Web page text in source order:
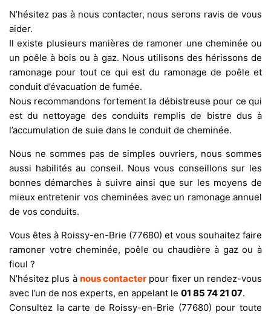
N’hésitez pas à nous contacter, nous serons ravis de vous
aider.
Il existe plusieurs manières de ramoner une cheminée ou
un poêle à bois ou à gaz. Nous utilisons des hérissons de
ramonage pour tout ce qui est du ramonage de poêle et
conduit d’évacuation de fumée.
Nous recommandons fortement la débistreuse pour ce qui
est du nettoyage des conduits remplis de bistre dus à
l’accumulation de suie dans le conduit de cheminée.
Nous ne sommes pas de simples ouvriers, nous sommes
aussi habilités au conseil. Nous vous conseillons sur les
bonnes démarches à suivre ainsi que sur les moyens de
mieux entretenir vos cheminées avec un ramonage annuel
de vos conduits.
Vous êtes à Roissy-en-Brie (77680) et vous souhaitez faire
ramoner votre cheminée, poêle ou chaudière à gaz ou à
fioul ?
N’hésitez plus à nous contacter pour fixer un rendez-vous
avec l’un de nos experts, en appelant le 01 85 74 21 07.
Consultez la carte de Roissy-en-Brie (77680) pour toute